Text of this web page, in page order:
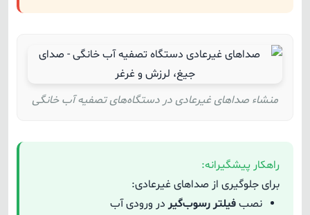
منشاء صداهای غیرعادی در دستگاه‌های تصفیه آب خانگی
راهکار پیشگیرانه:
برای جلوگیری از صداهای غیرعادی:
نصبفیلتر رسوب‌گیر در ورودی آب